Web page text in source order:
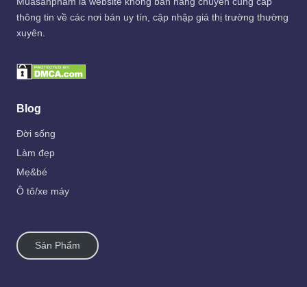
thông tin về các nơi bán uy tín, cập nhập giá thị trường thường
xuyên.
Blog
Đời sống
Làm đẹp
Mẹ&bé
Ô tô/xe máy
Sản Phẩm